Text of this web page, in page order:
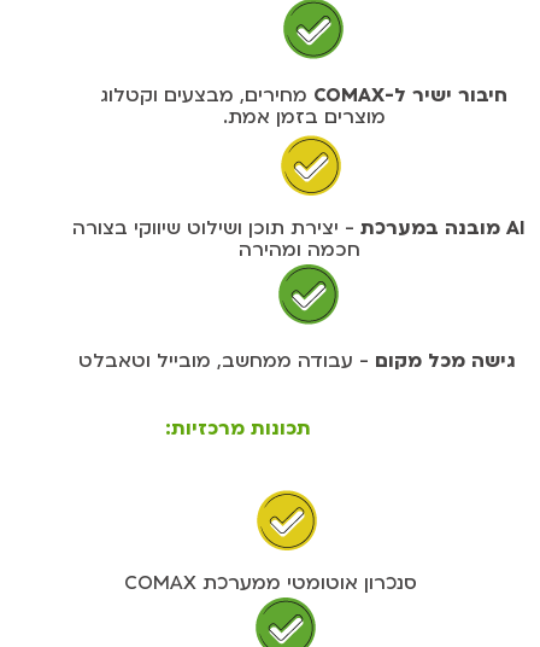
חיבור ישיר ל-COMAX
מחירים, מבצעים וקטלוג
מוצרים בזמן אמת.
AI מובנה במערכת
- יצירת תוכן ושילוט שיווקי בצורה
חכמה ומהירה
גישה מכל מקום - עבודה ממחשב, מובייל וטאבלט
תכונות מרכזיות:
סנכרון אוטומטי ממערכת COMAX